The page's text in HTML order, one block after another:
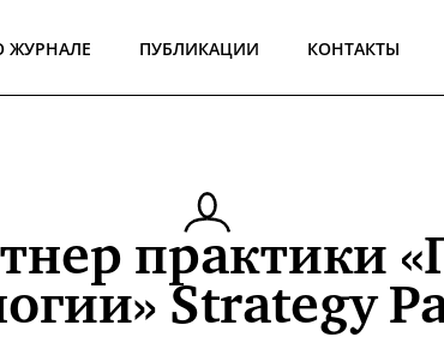
ЖУРНАЛЕ ПУБЛИКАЦИИ КОНТАКТЫ
практики
Strategy